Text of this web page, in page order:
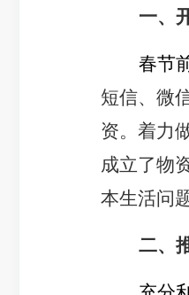
一、
春节
短信、微
资。着力
成立了物
本生活问
二、